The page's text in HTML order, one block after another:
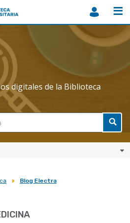
digitales de la Biblioteca
Blog Electra